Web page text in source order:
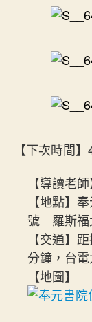
【下次時間
【導讀老
【地點】
號 羅斯福
【交通】
分鐘，台
【地圖】